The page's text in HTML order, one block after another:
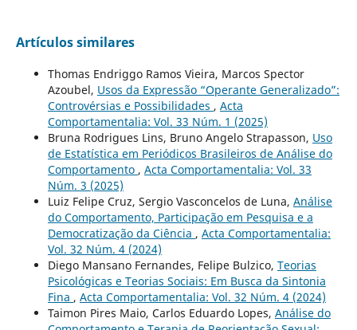
Artículos similares
Thomas Endriggo Ramos Vieira, Marcos Spector
Azoubel, Usos da Expressão “Operante Generalizado”:
Controvérsias e Possibilidades , Acta
Comportamentalia: Vol. 33 Núm. 1 (2025)
Bruna Rodrigues Lins, Bruno Angelo Strapasson, Uso
de Estatística em Periódicos Brasileiros de Análise do
Comportamento , Acta Comportamentalia: Vol. 33
Núm. 3 (2025)
Luiz Felipe Cruz, Sergio Vasconcelos de Luna, Análise
do Comportamento, Participação em Pesquisa e a
Democratização da Ciência , Acta Comportamentalia:
Vol. 32 Núm. 4 (2024)
Diego Mansano Fernandes, Felipe Bulzico, Teorias
Psicológicas e Teorias Sociais: Em Busca da Sintonia
Fina , Acta Comportamentalia: Vol. 32 Núm. 4 (2024)
Taimon Pires Maio, Carlos Eduardo Lopes, Análise do